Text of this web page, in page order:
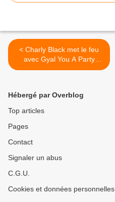
< Charly Black met le feu
avec Gyal You A Party
Animal !
Hébergé par Overblog
Top articles
Pages
Contact
Signaler un abus
C.G.U.
Cookies et données personnelles